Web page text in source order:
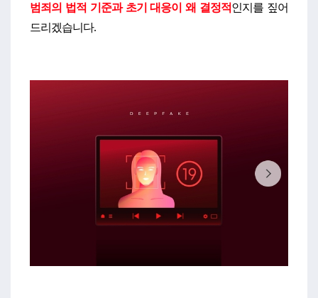
범죄의 법적 기준과 초기 대응이 왜 결정적인지를 짚어
드리겠습니다.